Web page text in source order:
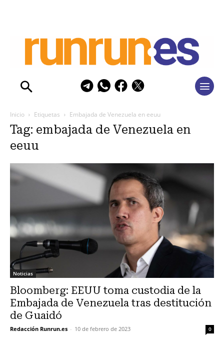
Inicio Etiquetas Embajada de Venezuela en eeuu
Tag: embajada de Venezuela en
eeuu
Noticias
Bloomberg: EEUU toma custodia de la
Embajada de Venezuela tras destitución
de Guaidó
Redacción Runrun.es - 10 de febrero de 2023 0